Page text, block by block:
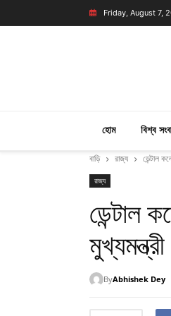
Friday, August 7,
হোম বিশ্ব
বাড়ি রাজ্য ডেন্টাল
রাজ্য
ডেন্টাল
মুখ্যমন্ত্রী
ByAbhishek Dey